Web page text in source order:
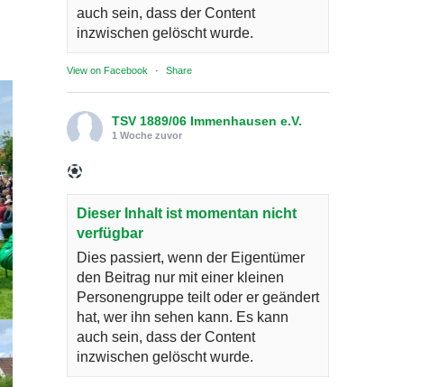
auch sein, dass der Content
inzwischen gelöscht wurde.
View on Facebook · Share
TSV 1889/06 Immenhausen e.V.
1 Woche zuvor
Dieser Inhalt ist momentan nicht
verfügbar
Dies passiert, wenn der Eigentümer
den Beitrag nur mit einer kleinen
Personengruppe teilt oder er geändert
hat, wer ihn sehen kann. Es kann
auch sein, dass der Content
inzwischen gelöscht wurde.